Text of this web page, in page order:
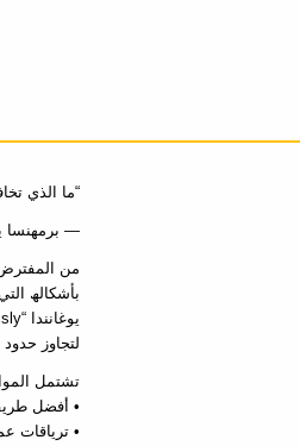
“ما الذي
— برمھنسا
من المفترض
بأشكالھ
لتجاوز حدود
تشتمل
• أفضل
• تریاقات